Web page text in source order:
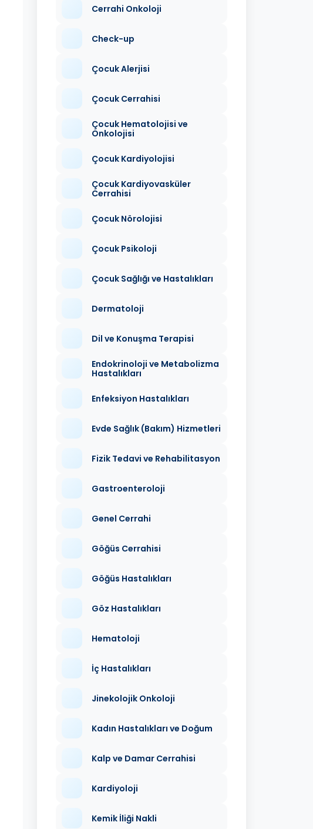
Cerrahi Onkoloji
Check-up
Çocuk Alerjisi
Çocuk Cerrahisi
Çocuk Hematolojisi ve
Onkolojisi
Çocuk Kardiyolojisi
Çocuk Kardiyovasküler
Cerrahisi
Çocuk Nörolojisi
Çocuk Psikoloji
Çocuk Sağlığı ve Hastalıkları
Dermatoloji
Dil ve Konuşma Terapisi
Endokrinoloji ve Metabolizma
Hastalıkları
Enfeksiyon Hastalıkları
Evde Sağlık (Bakım) Hizmetleri
Fizik Tedavi ve Rehabilitasyon
Gastroenteroloji
Genel Cerrahi
Göğüs Cerrahisi
Göğüs Hastalıkları
Göz Hastalıkları
Hematoloji
İç Hastalıkları
Jinekolojik Onkoloji
Kadın Hastalıkları ve Doğum
Kalp ve Damar Cerrahisi
Kardiyoloji
Kemik İliği Nakli